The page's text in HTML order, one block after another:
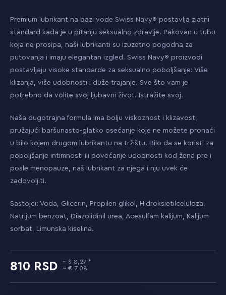
Premium lubrikant na bazi vode Swiss Navy® postavlja zlatni
standard kada je u pitanju seksualno zdravlje. Pakovan u tubu
koja ne prosipa, naši lubrikanti su izuzetno pogodna za
putovanja i imaju elegantan izgled. Swiss Navy® proizvodi
postavljaju visoke standarde za seksualno poboljšanje: Više
klizanja, više udobnosti i duže trajanje. Sve što vam je
potrebno da volite svoj ljubavni život. Istražite svoj.
Naša dugotrajna formula ima bolju viskoznost i klizavost,
pružajući baršunasto-glatko osećanje koje ne možete pronaći
u bilo kojem drugom lubrikantu na tržištu. Bilo da se koristi za
poboljšanje intimnosti ili povećanje udobnosti kod žena pre i
posle menopauze, naš lubrikant za njega i nju uvek će
zadovoljiti.
Sastojci: Voda, Glicerin, Propilen glikol, Hidroksietilceluloza,
Natrijum benzoat, Diazolidinil urea, Acesulfam kalijum, Kalijum
sorbat, Limunska kiselina.
810
8,27
7,08